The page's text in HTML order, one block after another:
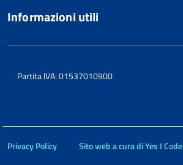
Informazioni utili
Partita IVA: 01537010900
Privacy Policy Sito web a cura di Yes I Code